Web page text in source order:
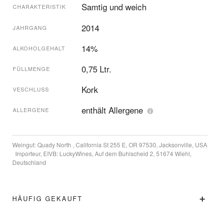
CHARAKTERISTIK Samtig und weich
JAHRGANG 2014
ALKOHOLGEHALT 14%
FÜLLMENGE 0,75 Ltr.
VESCHLUSS Kork
ALLERGENE enthält Allergene
Weingut:Quady North , California St 255 E, OR 97530, Jacksonville, USA
Importeur, EIVB: LuckyWines, Auf dem Buhlscheid 2, 51674 Wiehl,
Deutschland
HÄUFIG GEKAUFT